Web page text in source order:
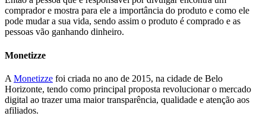
comprador e mostra para ele a importância do produto e como ele
pode mudar a sua vida, sendo assim o produto é comprado e as
pessoas vão ganhando dinheiro.
Monetizze
A Monetizze foi criada no ano de 2015, na cidade de Belo
Horizonte, tendo como principal proposta revolucionar o mercado
digital ao trazer uma maior transparência, qualidade e atenção aos
afiliados.